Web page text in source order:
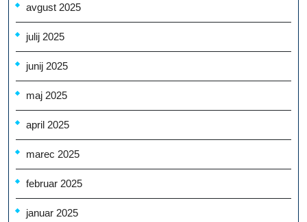
avgust 2025
julij 2025
junij 2025
maj 2025
april 2025
marec 2025
februar 2025
januar 2025